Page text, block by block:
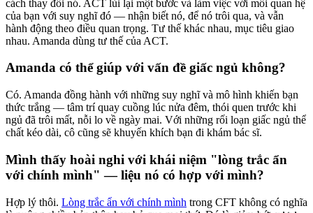
cách thay đổi nó. ACT lùi lại một bước và làm việc với mối quan hệ
của bạn với suy nghĩ đó — nhận biết nó, để nó trôi qua, và vẫn
hành động theo điều quan trọng. Tư thế khác nhau, mục tiêu giao
nhau. Amanda dùng tư thế của ACT.
Amanda có thể giúp với vấn đề giấc ngủ không?
Có. Amanda đồng hành với những suy nghĩ và mô hình khiến bạn
thức trắng — tâm trí quay cuồng lúc nửa đêm, thói quen trước khi
ngủ đã trôi mất, nỗi lo về ngày mai. Với những rối loạn giấc ngủ thể
chất kéo dài, cô cũng sẽ khuyến khích bạn đi khám bác sĩ.
Mình thấy hoài nghi với khái niệm "lòng trắc ẩn
với chính mình" — liệu nó có hợp với mình?
Hợp lý thôi. Lòng trắc ẩn với chính mình trong CFT không có nghĩa